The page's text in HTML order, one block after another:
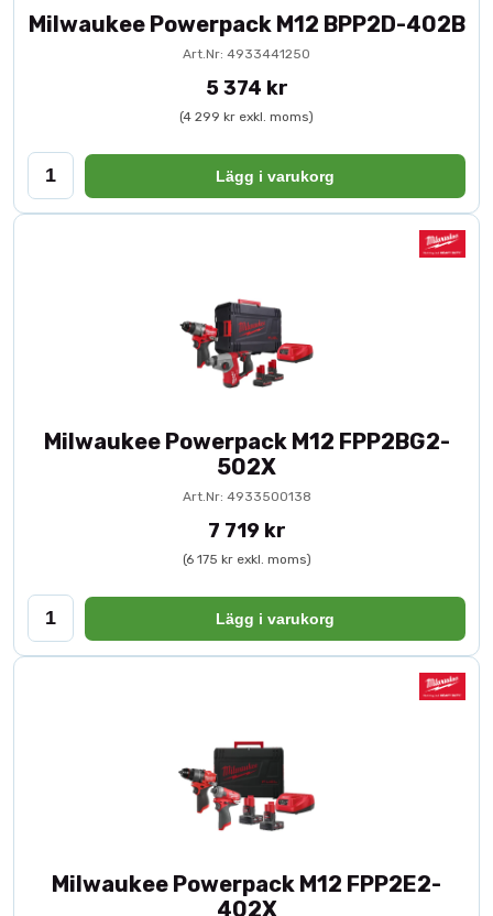
Milwaukee Powerpack M12 BPP2D-402B
Art.Nr: 4933441250
5 374 kr
(4 299 kr exkl. moms)
Lägg i varukorg
Milwaukee Powerpack M12 FPP2BG2-
502X
Art.Nr: 4933500138
7 719 kr
(6 175 kr exkl. moms)
Lägg i varukorg
Milwaukee Powerpack M12 FPP2E2-
402X